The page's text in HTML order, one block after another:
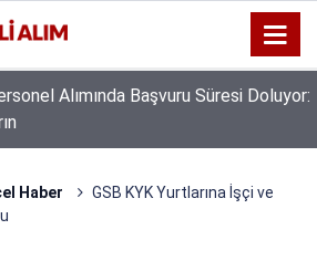
Alımında Başvuru Süresi Doluyor:
Haber
GSB KYK Yurtlarına İşçi ve